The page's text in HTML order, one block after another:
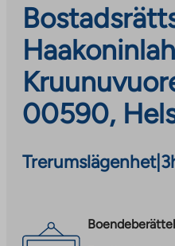
00590,
Trerumslägenhet|